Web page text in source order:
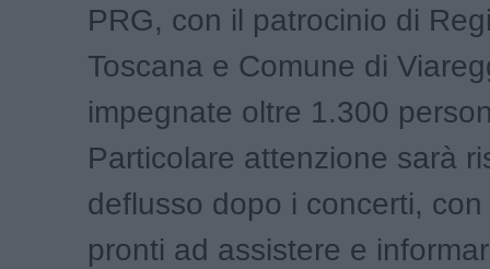
PRG, con il patrocinio di
Toscana e Comune di
impegnate oltre 1.300
Particolare attenzione sarà
deflusso dopo i concerti,
pronti ad assistere e